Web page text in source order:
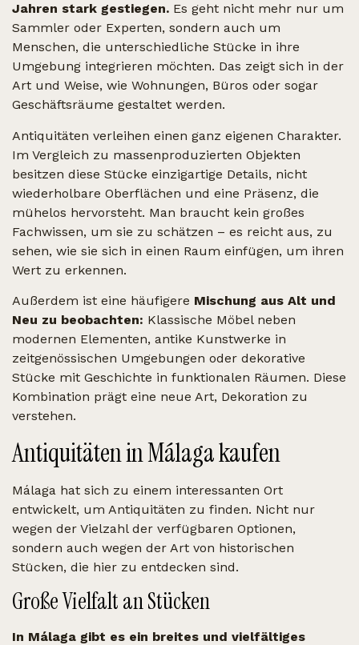
Jahren stark gestiegen. Es geht nicht mehr nur um
Sammler oder Experten, sondern auch um
Menschen, die unterschiedliche Stücke in ihre
Umgebung integrieren möchten. Das zeigt sich in der
Art und Weise, wie Wohnungen, Büros oder sogar
Geschäftsräume gestaltet werden.
Antiquitäten verleihen einen ganz eigenen Charakter.
Im Vergleich zu massenproduzierten Objekten
besitzen diese Stücke einzigartige Details, nicht
wiederholbare Oberflächen und eine Präsenz, die
mühelos hervorsteht. Man braucht kein großes
Fachwissen, um sie zu schätzen – es reicht aus, zu
sehen, wie sie sich in einen Raum einfügen, um ihren
Wert zu erkennen.
Außerdem ist eine häufigere Mischung aus Alt und
Neu zu beobachten: Klassische Möbel neben
modernen Elementen, antike Kunstwerke in
zeitgenössischen Umgebungen oder dekorative
Stücke mit Geschichte in funktionalen Räumen. Diese
Kombination prägt eine neue Art, Dekoration zu
verstehen.
Antiquitäten in Málaga kaufen
Málaga hat sich zu einem interessanten Ort
entwickelt, um Antiquitäten zu finden. Nicht nur
wegen der Vielzahl der verfügbaren Optionen,
sondern auch wegen der Art von historischen
Stücken, die hier zu entdecken sind.
Große Vielfalt an Stücken
In Málaga gibt es ein breites und vielfältiges